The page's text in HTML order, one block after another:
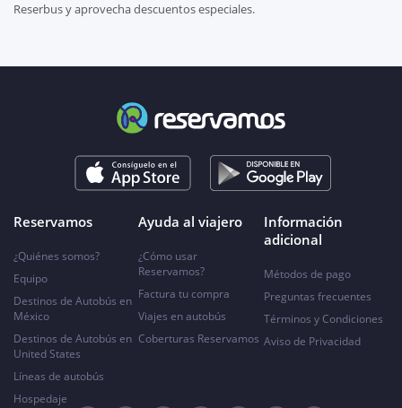
Reserbus y aprovecha descuentos especiales.
Reservamos
¿Quiénes somos?
Equipo
Destinos de Autobús en
México
Destinos de Autobús en
United States
Líneas de autobús
Hospedaje
Ayuda al viajero
¿Cómo usar
Reservamos?
Factura tu compra
Viajes en autobús
Coberturas Reservamos
Información
adicional
Métodos de pago
Preguntas frecuentes
Términos y Condiciones
Aviso de Privacidad